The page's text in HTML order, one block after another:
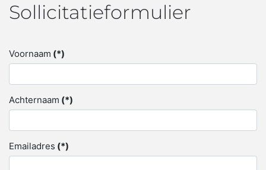
Sollicitatieformulier
Voornaam (*)
Achternaam (*)
Emailadres (*)